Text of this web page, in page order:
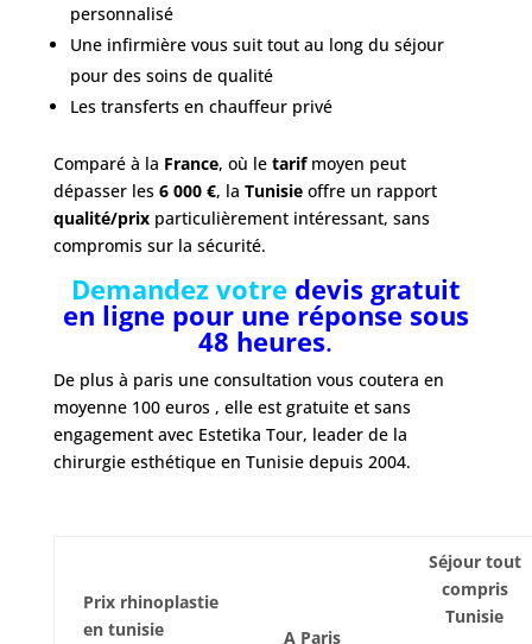
personnalisé
Une infirmière vous suit tout au long du séjour
pour des soins de qualité
Les transferts en chauffeur privé
Comparé à la France, où le tarifmoyen peut
dépasser les 6 000 €, la Tunisieoffre un rapport
qualité/prixparticulièrement intéressant, sans
compromis sur la sécurité.
Demandez votre devis gratuit
en ligne pour une réponse sous
48 heures.
De plus à paris une consultation vous coutera en
moyenne 100 euros , elle est gratuite et sans
engagement avec Estetika Tour, leader de la
chirurgie esthétique en Tunisie depuis 2004.
Prix rhinoplastie
en tunisie
A Paris
Séjour tout
compris
Tunisie